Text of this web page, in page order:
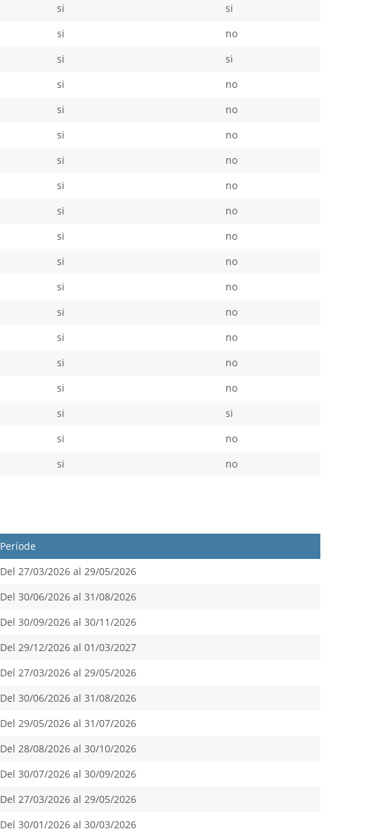
si
si
si
no
si
si
si
no
si
no
si
no
si
no
si
no
si
no
si
no
si
no
si
no
si
no
si
no
si
no
si
no
si
si
si
no
si no
Període
Del 27/03/2026 al 29/05/2026
Del 30/06/2026 al 31/08/2026
Del 30/09/2026 al 30/11/2026
Del 29/12/2026 al 01/03/2027
Del 27/03/2026 al 29/05/2026
Del 30/06/2026 al 31/08/2026
Del 29/05/2026 al 31/07/2026
Del 28/08/2026 al 30/10/2026
Del 30/07/2026 al 30/09/2026
Del 27/03/2026 al 29/05/2026
Del 30/01/2026 al 30/03/2026